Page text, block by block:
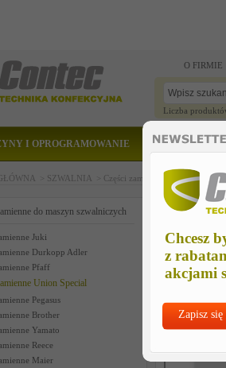
Chcesz
z
akcjami
Zapisz się
O FIRMIE
Liczba
I OPROGRAMOWANIE
> SZWALNIA > Części zamienne do maszyn
do maszyn szwalniczych
Juki
Durkopp Adler
Pfaff
Union Special
Pegasus
Brother
Yamato
Reece
Maier
ndl dipper